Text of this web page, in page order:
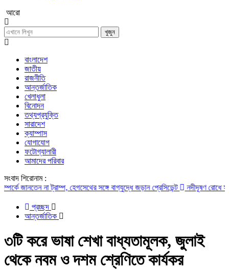
আরো
খুজুন
বাংলাদেশ
জাতীয়
রাজনীতি
আন্তর্জাতিক
খেলাধুলা
বিনোদন
তথ্যপ্রযুক্তি
সারাদেশ
ক্যাম্পাস
যোগাযোগ
ফটোগ্যালারী
আমাদের পরিবার
সংবাদ শিরোনাম :
না ট্রাম্প, হেগসেথের সঙ্গে বাগ্‌যুদ্ধে জড়ান প্রেসিডেন্ট নদীদূষণ রোধে সমন্বিত
প্রচ্ছদ
আন্তর্জাতিক
৩টি করে ভাষা শেখা বাধ্যতামূলক, জুলাই
থেকে নবম ও দশম শ্রেণিতে কার্যকর